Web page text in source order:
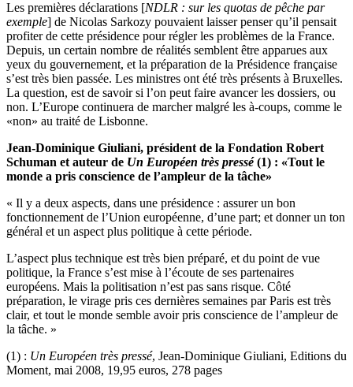
Les premières déclarations [NDLR : sur les quotas de pêche par
exemple] de Nicolas Sarkozy pouvaient laisser penser qu’il pensait
profiter de cette présidence pour régler les problèmes de la France.
Depuis, un certain nombre de réalités semblent être apparues aux
yeux du gouvernement, et la préparation de la Présidence française
s’est très bien passée. Les ministres ont été très présents à Bruxelles.
La question, est de savoir si l’on peut faire avancer les dossiers, ou
non. L’Europe continuera de marcher malgré les à-coups, comme le
«non» au traité de Lisbonne.
Jean-Dominique Giuliani, président de la Fondation Robert
Schuman et auteur de Un Européen très pressé(1) : «Tout le
monde a pris conscience de l’ampleur de la tâche»
« Il y a deux aspects, dans une présidence : assurer un bon
fonctionnement de l’Union européenne, d’une part; et donner un ton
général et un aspect plus politique à cette période.
L’aspect plus technique est très bien préparé, et du point de vue
politique, la France s’est mise à l’écoute de ses partenaires
européens. Mais la politisation n’est pas sans risque. Côté
préparation, le virage pris ces dernières semaines par Paris est très
clair, et tout le monde semble avoir pris conscience de l’ampleur de
la tâche. »
(1) : Un Européen très pressé, Jean-Dominique Giuliani, Editions du
Moment, mai 2008, 19,95 euros, 278 pages